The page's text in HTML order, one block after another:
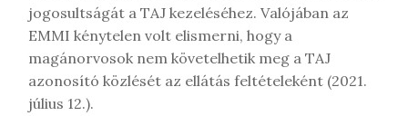
jogosultságát a TAJ kezeléséhez. Valójában az
EMMI kénytelen volt elismerni, hogy a
magánorvosok nem követelhetik meg a TAJ
azonosító közlését az ellátás feltételeként (2021.
július 12.).